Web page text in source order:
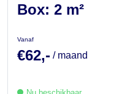
Box: 2 m²
Vanaf
€62,- / maand